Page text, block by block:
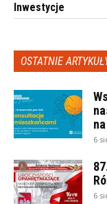
Inwestycje
OSTATNIE
6
6